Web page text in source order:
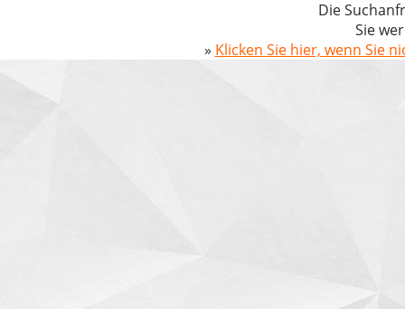
Die
Sie
» Klicken Sie hier, wenn Sie